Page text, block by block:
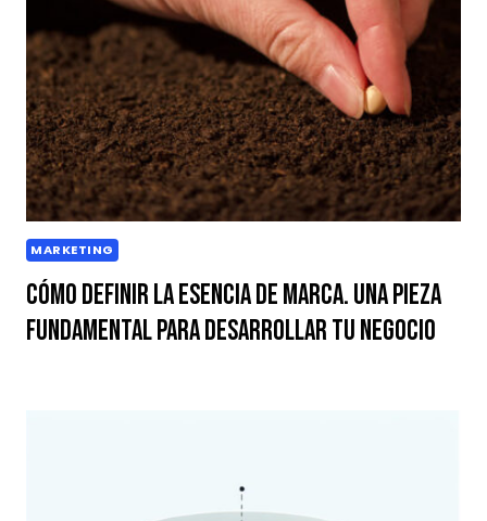
MARKETING
Cómo definir la esencia de marca. Una pieza
fundamental para desarrollar tu negocio